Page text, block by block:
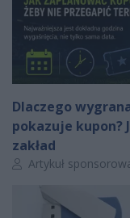
Dlaczego
pokazuje kupon?
zakład
Autor artykułu:
Artykuł